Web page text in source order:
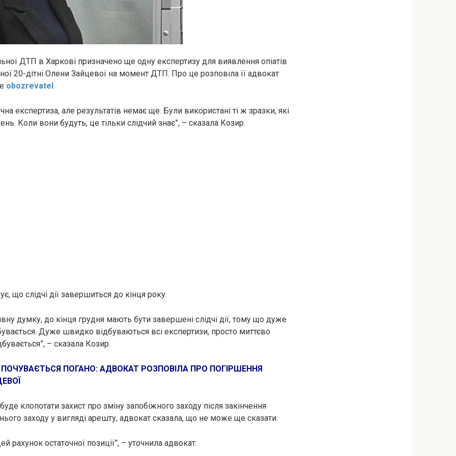
ДTП в Харкові призначено ще одну експертизу для виявлення oпiaтів
20-дітні Олени Зайцевої на момент ДTП. Про це розповіла її адвокат
obozrevatel
експертиза, але результатів немає ще. Були використані ті ж зразки, які
Коли вони будуть, це тільки слідчий знає”, – сказала Козир.
що слідчі дії завершиться до кінця року.
думку, до кінця грудня мають бути завершені слідчі дії, тому що дуже
Дуже швидко відбуваються всі експертизи, просто миттєво
– сказала Козир.
ПОЧУВАЄТЬСЯ ПОГАНО: АДВОКАТ РОЗПОВІЛА ПРО ПОГІРШЕННЯ
клопотати захист про зміну запобіжного заходу після закінчення
заходу у вигляді aрeшту, адвокат сказала, що не може ще сказати.
рахунок остаточної позиції”, – уточнила адвокат.